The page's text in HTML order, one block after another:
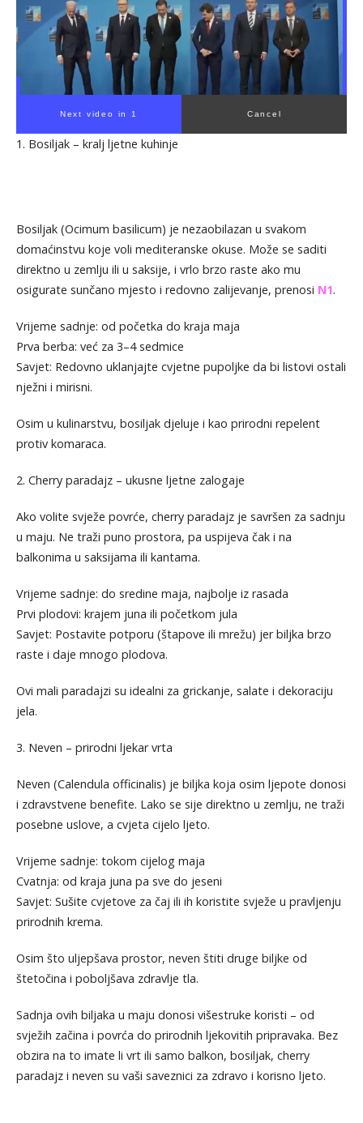
Next video in 1 Cancel
1. Bosiljak – kralj ljetne kuhinje
Bosiljak (Ocimum basilicum) je nezaobilazan u svakom
domaćinstvu koje voli mediteranske okuse. Može se saditi
direktno u zemlju ili u saksije, i vrlo brzo raste ako mu
osigurate sunčano mjesto i redovno zalijevanje, prenosi N1.
Vrijeme sadnje: od početka do kraja maja
Prva berba: već za 3–4 sedmice
Savjet: Redovno uklanjajte cvjetne pupoljke da bi listovi ostali
nježni i mirisni.
Osim u kulinarstvu, bosiljak djeluje i kao prirodni repelent
protiv komaraca.
2. Cherry paradajz – ukusne ljetne zalogaje
Ako volite svježe povrće, cherry paradajz je savršen za sadnju
u maju. Ne traži puno prostora, pa uspijeva čak i na
balkonima u saksijama ili kantama.
Vrijeme sadnje: do sredine maja, najbolje iz rasada
Prvi plodovi: krajem juna ili početkom jula
Savjet: Postavite potporu (štapove ili mrežu) jer biljka brzo
raste i daje mnogo plodova.
Ovi mali paradajzi su idealni za grickanje, salate i dekoraciju
jela.
3. Neven – prirodni ljekar vrta
Neven (Calendula officinalis) je biljka koja osim ljepote donosi
i zdravstvene benefite. Lako se sije direktno u zemlju, ne traži
posebne uslove, a cvjeta cijelo ljeto.
Vrijeme sadnje: tokom cijelog maja
Cvatnja: od kraja juna pa sve do jeseni
Savjet: Sušite cvjetove za čaj ili ih koristite svježe u pravljenju
prirodnih krema.
Osim što uljepšava prostor, neven štiti druge biljke od
štetočina i poboljšava zdravlje tla.
Sadnja ovih biljaka u maju donosi višestruke koristi – od
svježih začina i povrća do prirodnih ljekovitih pripravaka. Bez
obzira na to imate li vrt ili samo balkon, bosiljak, cherry
paradajz i neven su vaši saveznici za zdravo i korisno ljeto.